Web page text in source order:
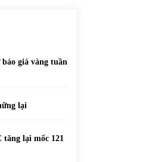
giá vàng tuần
lại
tăng lại mốc 121